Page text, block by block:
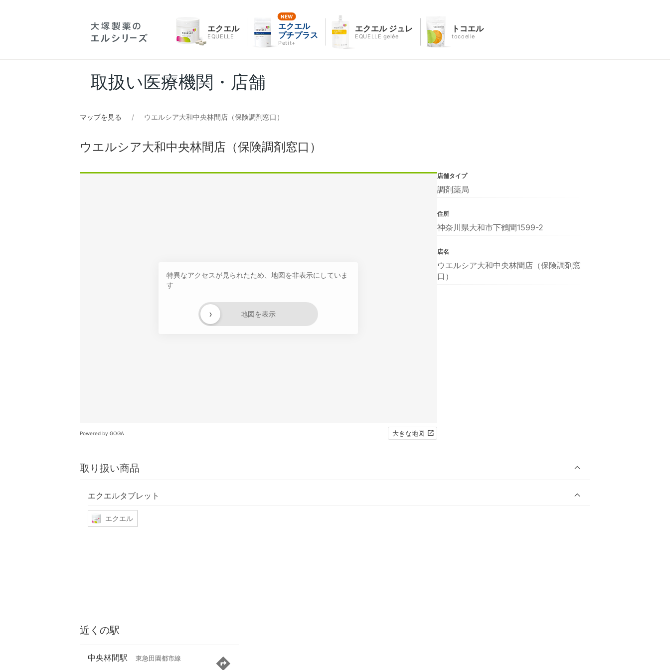
エクエル
EQUELLE
エクエル
プチプラス
Petit+
エクエル ジュレ
EQUELLE gelée
トコエル
tocoelle
取扱い医療機関・店舗
マップを見る ウエルシア大和中央林間店（保険調剤窓口）
ウエルシア大和中央林間店（保険調剤窓口）
特異なアクセスが見られたため、地図を非表示にしていま
す
地図を表示
›
Powered by GOGA 大きな地図
取り扱い商品
エクエルタブレット
エクエル
店舗タイプ
調剤薬局
住所
神奈川県大和市下鶴間1599-2
店名
ウエルシア大和中央林間店（保険調剤窓
口）
近くの駅
中央林間駅 東急田園都市線